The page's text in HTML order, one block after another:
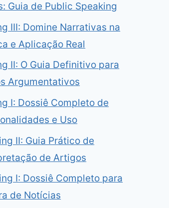
Guia de Public Speaking
III: Domine Narrativas na
e Aplicação Real
II: O Guia Definitivo para
Argumentativos
I: Dossiê Completo de
e Uso
II: Guia Prático de
de Artigos
I: Dossiê Completo para
de Notícias